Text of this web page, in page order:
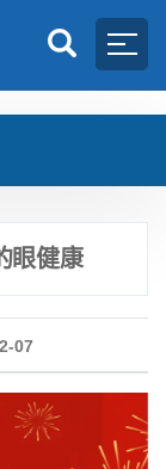
眼健康
07